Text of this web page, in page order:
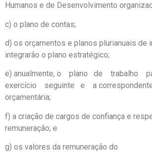
Humanos e de Desenvolvimento
c) o plano de contas;
d) os orçamentos e planos plurianuais de
integrarão o plano estratégico;
e) anualmente, o plano de trabalho
exercício seguinte e a
orçamentária;
f) a criação de cargos de confiança e
remuneração; e
g) os valores da remuneração do